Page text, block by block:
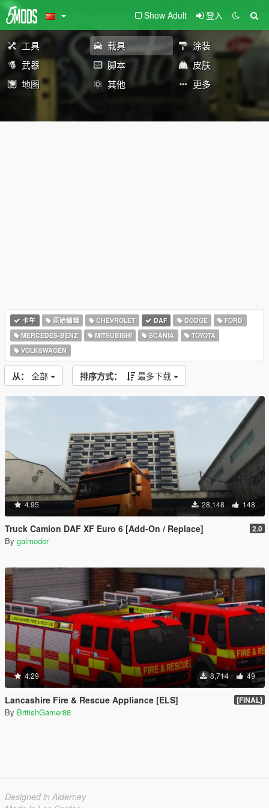
Show Adult 登入
工具 载具
涂装
武器
脚本
皮肤
地图
其他 更多
卡车 原始编辑 CHEVROLET DAF DODGE
FORD
MERCEDES-BENZ
MITSUBISHI SCANIA
TOYOTA
VOLKSWAGEN
从： 全部 排序方式： 最多下载
4.95 28,148 148
Truck Camion DAF XF Euro 6 [Add-On / Replace] 2.0
By galmoder
4.29 8,714 49
Lancashire Fire & Rescue Appliance [ELS] [FINAL]
By BritishGamer88
Designed in Alderney